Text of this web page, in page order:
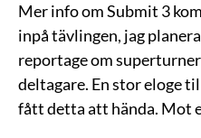
Mer info om Submit 3
inpå tävlingen, jag
reportage om
deltagare. En stor eloge
fått detta att hända. Mot